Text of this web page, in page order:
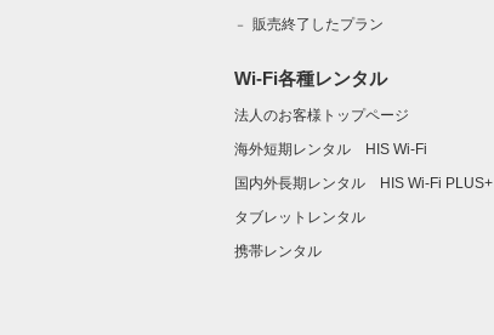
販売終了したプラン
Wi-Fi各種レンタル
法人のお客様トップページ
海外短期レンタル HIS Wi-Fi
国内外長期レンタル HIS Wi-Fi PLUS+
タブレットレンタル
携帯レンタル